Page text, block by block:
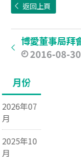
返回上頁
2016-08-30
月份
2026年07
月
2025年10
月